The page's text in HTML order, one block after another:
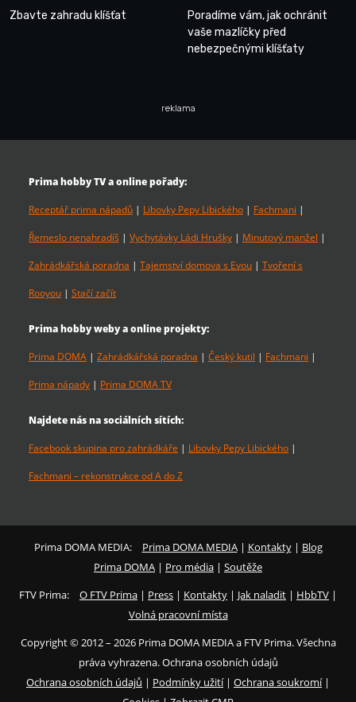
Zbavte zahradu klíšťat
Poradíme vám, jak ochránit
vaše mazlíčky před
nebezpečnými klíšťaty
reklama
Prima hobby TV a online pořady:
Receptář prima nápadů | Libovky Pepy Libického | Fachmani |
Řemeslo nenahradíš | Vychytávky Ládi Hrušky | Minutový manžel |
Zahrádkářská poradna | Tajemství domova s Evou | Tvoření s
Rooyou | Stačí začít
Prima hobby weby a online projekty:
Prima DOMA | Zahrádkářská poradna | Český kutil | Fachmani |
Prima nápady | Prima DOMA TV
Najdete nás na sociálních sítích:
Facebook skupina pro zahrádkáře | Libovky Pepy Libického |
Fachmani – rekonstrukce od A do Z
Prima DOMA MEDIA: Prima DOMA MEDIA| Kontakty| Blog
Prima DOMA | Pro média | Soutěže
FTV Prima:
O FTV Prima | Press | Kontakty | Jak naladit | HbbTV |
Volná pracovní místa
Copyright © 2012 – 2026 Prima DOMA MEDIA a FTV Prima. Všechna
práva vyhrazena. Ochrana osobních údajů
Ochrana osobních údajů | Podmínky užití| Ochrana soukromí|